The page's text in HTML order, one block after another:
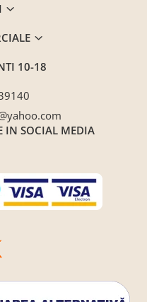
10-18
IN SOCIAL MEDIA